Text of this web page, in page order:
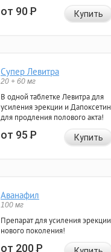
от 90Р Купить
Супер Левитра
20 + 60 мг
В одной таблетке Левитра для
усиления эрекции и Дапоксетин
для продления полового акта!
от 95Р Купить
Аванафил
100 мг
Препарат для усиления эрекции
нового поколения!
от 200Р